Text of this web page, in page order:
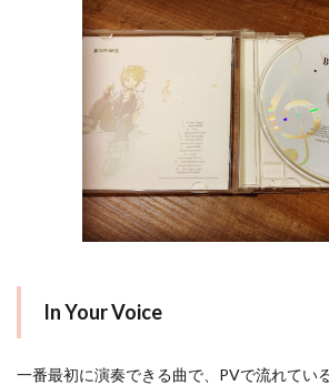
In Your Voice
一番最初に演奏できる曲で、PVで流れてい